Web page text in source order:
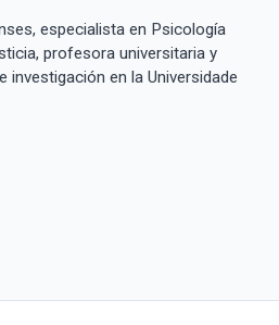
especialista en Psicología
profesora universitaria y
investigación en la Universidade